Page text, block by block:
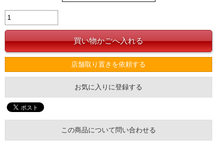
店舗取り置きを依頼する
お気に入りに登録する
この商品について問い合わせる